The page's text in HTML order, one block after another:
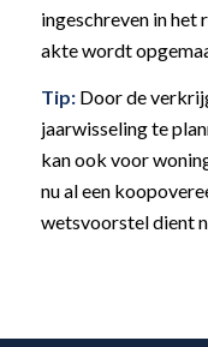
ingeschreven in het
akte wordt
Tip:Door de
jaarwisseling te
kan ook voor
nu al een
wetsvoorstel dient